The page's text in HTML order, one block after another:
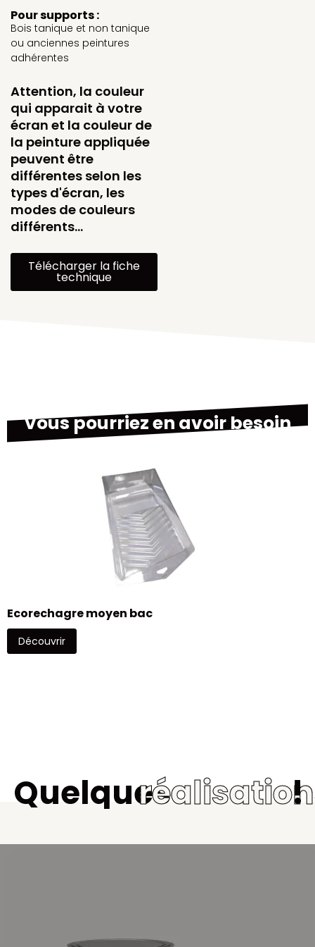
Pour supports :
Bois tanique et non tanique
ou anciennes peintures
adhérentes
Attention, la couleur
qui apparait à votre
écran et la couleur de
la peinture appliquée
peuvent être
différentes selon les
types d'écran, les
modes de couleurs
différents…
Télécharger la fiche
technique
Vous pourriez en avoir besoin
Ecorechagre moyen bac
Découvrir
Quelques !